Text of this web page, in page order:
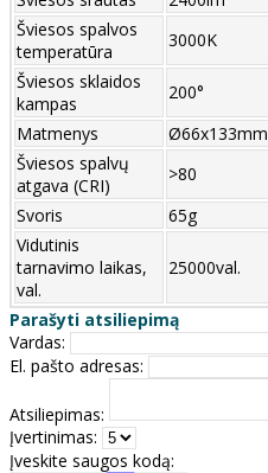
Šviesos spalvos
temperatūra
3000K
Šviesos sklaidos
kampas
200°
Matmenys
Ø66x133mm
Šviesos spalvų
atgava (CRI)
>80
Svoris
65g
Vidutinis
tarnavimo laikas,
val.
25000val.
Parašyti atsiliepimą
Vardas:
El. pašto adresas:
Atsiliepimas:
Įvertinimas:
Įveskite saugos kodą: